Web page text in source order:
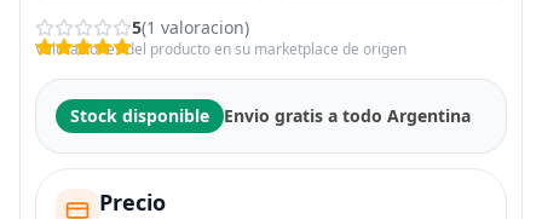
5(1 valoracion)
Valoraciones del producto en su marketplace de origen
Stock disponible Envio gratis a todo Argentina
Precio